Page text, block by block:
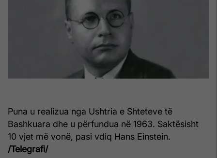
Puna u realizua nga Ushtria e Shteteve të
Bashkuara dhe u përfundua në 1963. Saktësisht
10 vjet më vonë, pasi vdiq Hans Einstein.
/Telegrafi/